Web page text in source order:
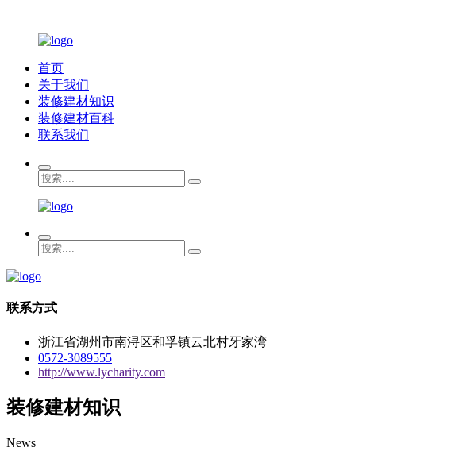
首页
关于我们
装修建材知识
装修建材百科
联系我们
联系方式
浙江省湖州市南浔区和孚镇云北村牙家湾
0572-3089555
http://www.lycharity.com
装修建材知识
News